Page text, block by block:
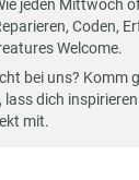
jeden Mittwoch
Coden,
Welcome.
bei uns? Komm
dich
mit.